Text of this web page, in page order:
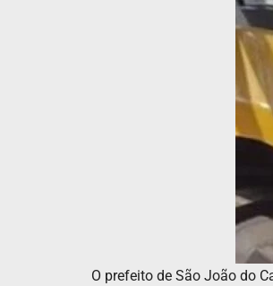
O prefeito de São João do